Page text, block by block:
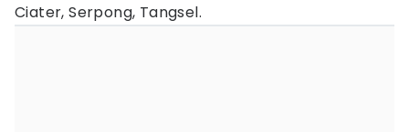
Ciater, Serpong, Tangsel.